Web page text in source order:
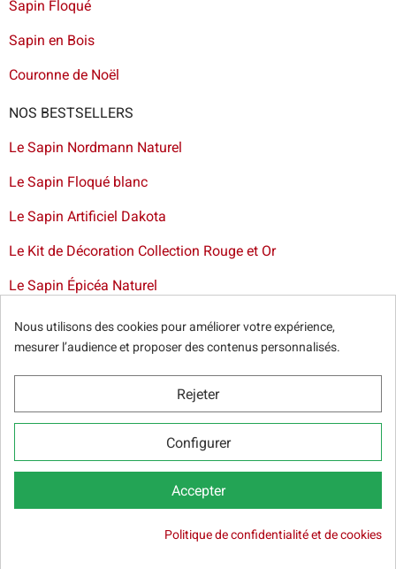
Sapin Floqué
Sapin en Bois
Couronne de Noël
NOS BESTSELLERS
Le Sapin Nordmann Naturel
Le Sapin Floqué blanc
Le Sapin Artificiel Dakota
Le Kit de Décoration Collection Rouge et Or
Le Sapin Épicéa Naturel
Livraison de sapin à Bruxelles-Livraison de sapins de Noël
artificiels et décorations dans toute la France
© Sapins.be 2025 -Conditions générales-Politique de
Cookie Relevé-
Nous utilisons des cookies pour améliorer votre expérience,
mesurer l’audience et proposer des contenus personnalisés.
Rejeter
Configurer
Accepter
Politique de confidentialité et de cookies